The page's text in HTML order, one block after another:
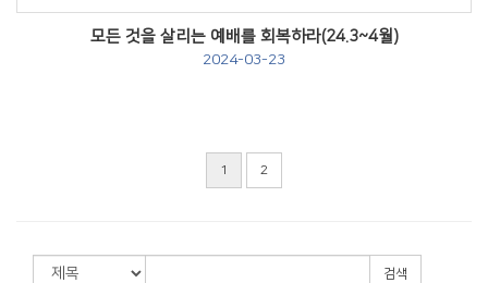
모든 것을 살리는 예배를 회복하라(24.3~4월)
2024-03-23
1 2
검색